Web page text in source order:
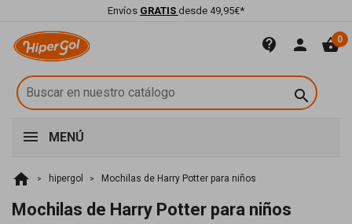
Envíos GRATIS desde 49,95€*
contact_support person shopping_basket0

MENÚ
home hipergol Mochilas de Harry Potter para niños
Mochilas de Harry Potter para niños